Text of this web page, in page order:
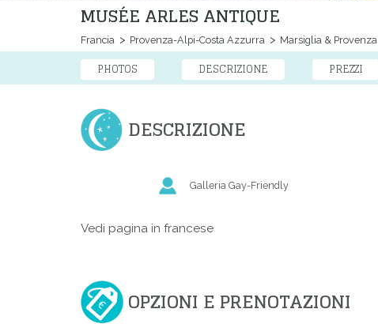
MUSÉE ARLES ANTIQUE
Francia Provenza-Alpi-Costa Azzurra Marsiglia & Provenza
PHOTOS DESCRIZIONE PREZZI
DESCRIZIONE
Galleria Gay-Friendly
Vedi pagina in francese
OPZIONI E PRENOTAZIONI